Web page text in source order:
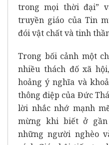
trong mọi thời đại”
truyền giáo của Tin
đói vật chất và tinh
Trong bối cảnh một
nhiều thách đố xã
hoảng ý nghĩa và
thông điệp của Đức
lời nhắc nhớ mạnh
mừng khi biết ở
những người nghèo